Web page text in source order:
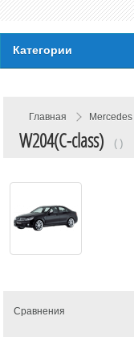
Категории
Главная Mercedes
W204(C-class) ( )
Сравнения